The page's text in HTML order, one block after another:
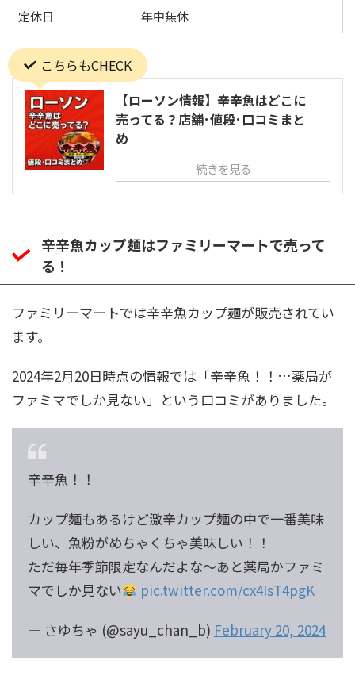
定休日
年中無休
こちらもCHECK
【ローソン情報】辛辛魚はどこに
売ってる？店舗･値段･口コミまと
め
続きを見る
辛辛魚カップ麺はファミリーマートで売って
る！
ファミリーマートでは辛辛魚カップ麺が販売されてい
ます。
2024年2月20日時点の情報では「辛辛魚！！…薬局が
ファミマでしか見ない」という口コミがありました。
辛辛魚！！
カップ麺もあるけど激辛カップ麺の中で一番美味
しい、魚粉がめちゃくちゃ美味しい！！
ただ毎年季節限定なんだよな〜あと薬局かファミ
マでしか見ない
pic.twitter.com/cx4IsT4pgK
— さゆちゃ (@sayu_chan_b) February 20, 2024